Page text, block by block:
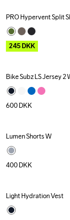
Outlet
PRO Hypervent Split
245DKK
New
Bike Subz LS Jersey 2
600DKK
New
Lumen Shorts W
400DKK
Light Hydration Vest